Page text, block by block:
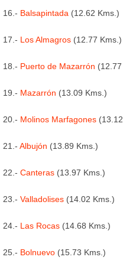
16.- Balsapintada (12.62 Kms.)
17.- Los Almagros (12.77 Kms.)
18.- Puerto de Mazarrón
19.- Mazarrón (13.09 Kms.)
20.- Molinos Marfagones
21.- Albujón (13.89 Kms.)
22.- Canteras (13.97 Kms.)
23.- Valladolises (14.02 Kms.)
24.- Las Rocas (14.68 Kms.)
25.- Bolnuevo (15.73 Kms.)